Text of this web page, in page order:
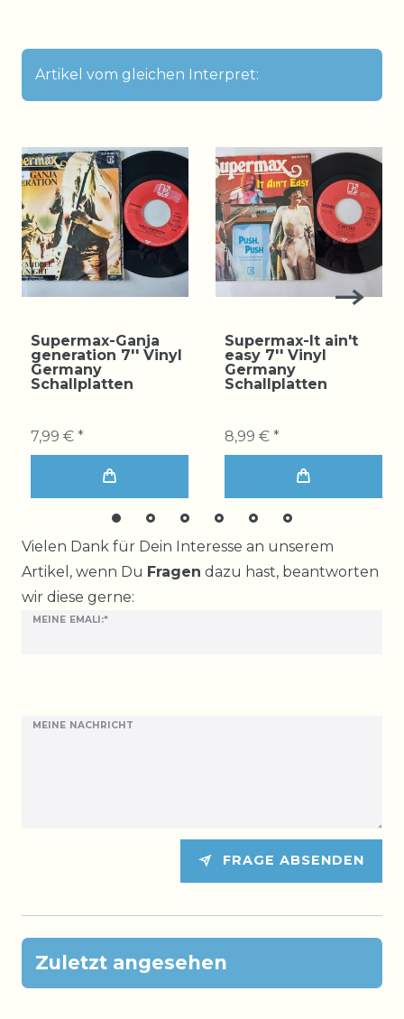
Artikel vom gleichen Interpret:
Supermax-Ganja
generation 7'' Vinyl
Germany
Schallplatten
7,99 € *
Supermax-It ain't
easy 7'' Vinyl
Germany
Schallplatten
8,99 € *
Vielen Dank für Dein Interesse an unserem
Artikel, wenn Du Fragen dazu hast, beantworten
wir diese gerne:
MEINE EMALI:*
MEINE NACHRICHT
Ceres::Template.mailFormHoneypotLabel
FRAGE ABSENDEN
Zuletzt angesehen